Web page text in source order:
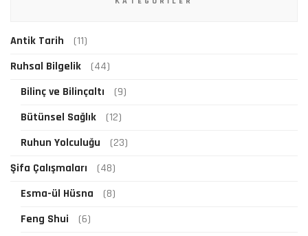
Antik Tarih
(11)
Ruhsal Bilgelik
(44)
Bilinç ve Bilinçaltı
(9)
Bütünsel Sağlık
(12)
Ruhun Yolculuğu
(23)
Şifa Çalışmaları
(48)
Esma-ül Hüsna
(8)
Feng Shui
(6)